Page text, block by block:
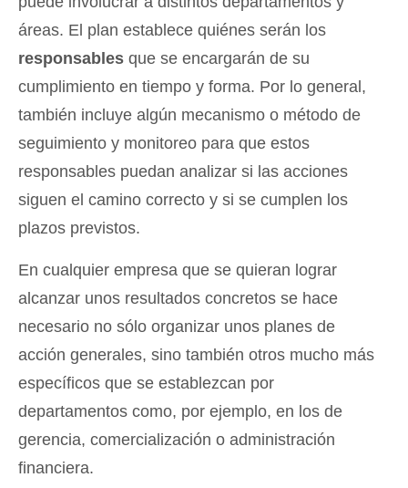
áreas. El plan establece quiénes serán los
responsables que se encargarán de su
cumplimiento en tiempo y forma. Por lo general,
también incluye algún mecanismo o método de
seguimiento y monitoreo para que estos
responsables puedan analizar si las acciones
siguen el camino correcto y si se cumplen los
plazos previstos.
En cualquier empresa que se quieran lograr
alcanzar unos resultados concretos se hace
necesario no sólo organizar unos planes de
acción generales, sino también otros mucho más
específicos que se establezcan por
departamentos como, por ejemplo, en los de
gerencia, comercialización o administración
financiera.